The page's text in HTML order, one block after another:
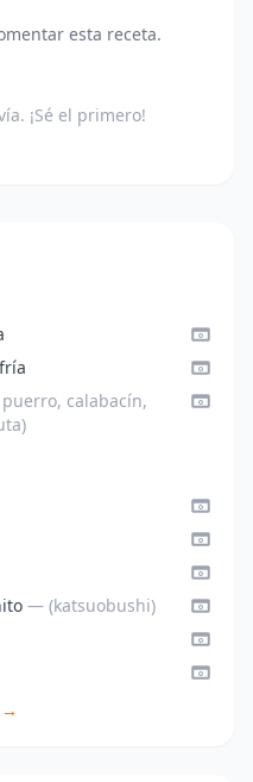
esta receta.
¡Sé el primero!
calabacín,
— (katsuobushi)
→